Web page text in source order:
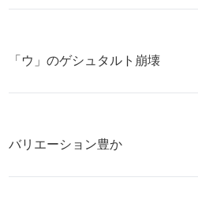
「ウ」のゲシュタルト崩壊
バリエーション豊か